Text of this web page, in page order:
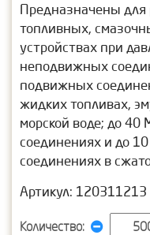
Предназначены для
топливных,
устройствах при
неподвижных
подвижных
жидких топливах,
морской воде; до
соединениях и до
соединениях в
Артикул: 120311213
Количество: